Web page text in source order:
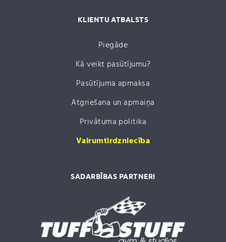
KLIENTU ATBALSTS
Piegāde
Kā veikt pasūtījumu?
Pasūtījuma apmaksa
Atgriešana un apmaiņa
Privātuma politika
Vairumtirdzniecība
SADARBĪBAS PARTNERI